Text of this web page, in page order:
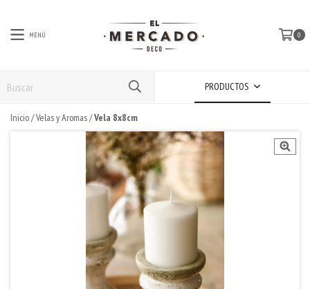
MENÚ 0
PRODUCTOS
Inicio/Velas y Aromas/Vela 8x8cm